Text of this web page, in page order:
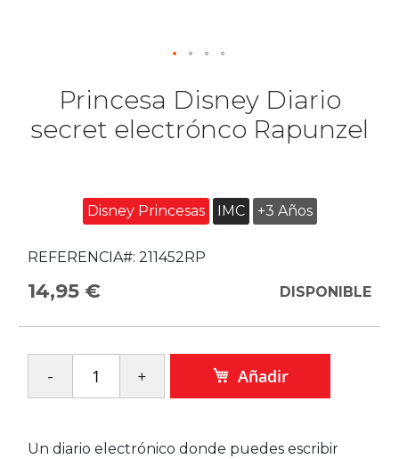
Princesa Disney Diario
secret electrónco Rapunzel
Disney Princesas IMC +3 Años
REFERENCIA#: 211452RP
14,95 € DISPONIBLE
Añadir
Un diario electrónico donde puedes escribir